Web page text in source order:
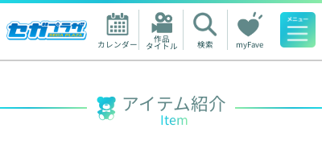
カレンダー 作品
タイトル 検索 myFave
人気ワード
アイテム紹介
Item